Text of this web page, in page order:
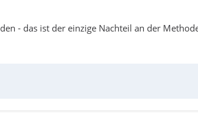
- das ist der einzige Nachteil an der